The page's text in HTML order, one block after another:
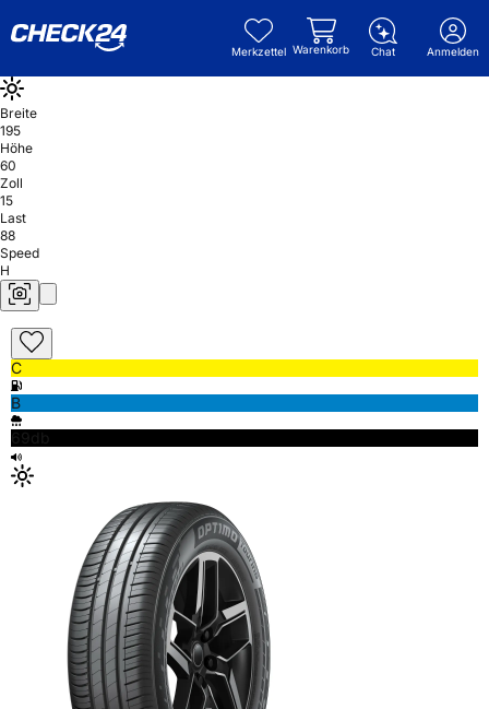
Merkzettel Warenkorb Chat Anmelden
Breite
195
Höhe
60
Zoll
15
Last
88
Speed
H
C
B
69db